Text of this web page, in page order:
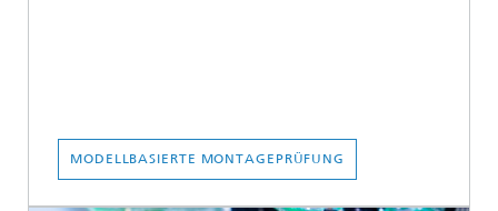
MODELLBASIERTE MONTAGEPRÜFUNG